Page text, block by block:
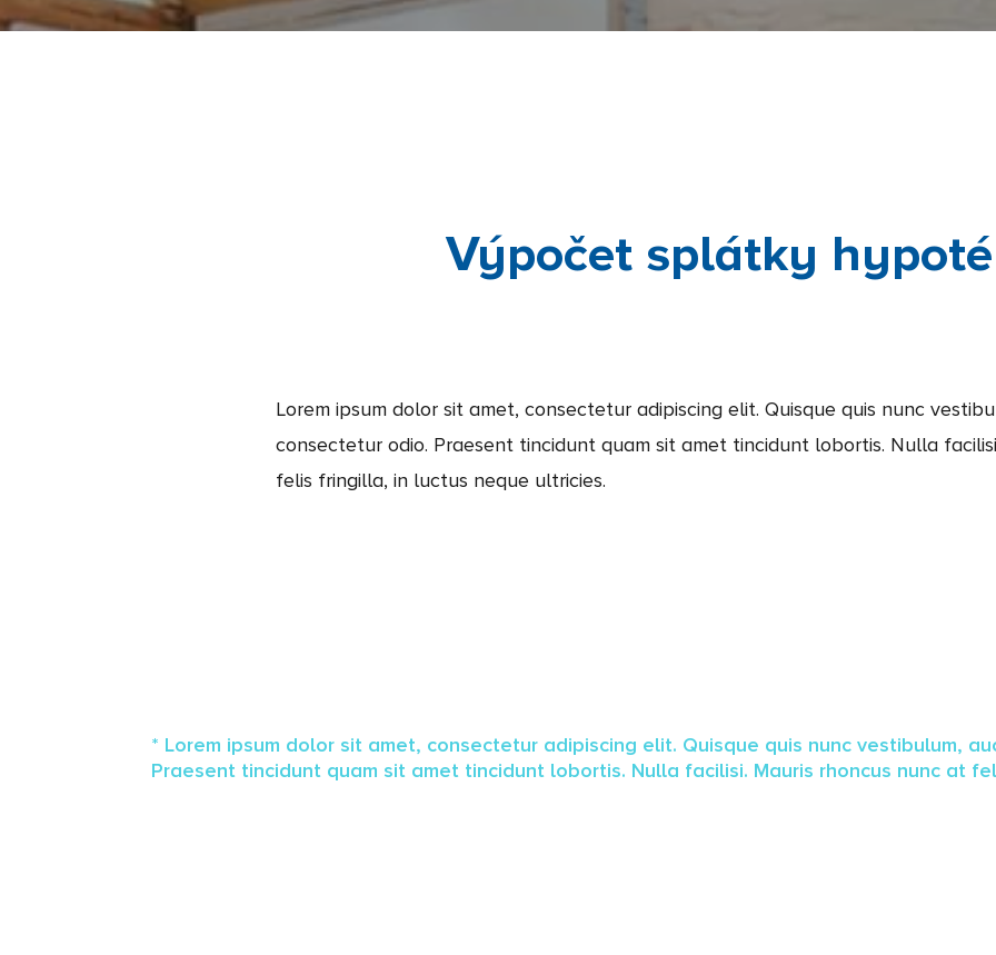
Výpočet splátky
Lorem ipsum dolor sit amet, consectetur adipiscing elit. Quisque quis nunc
consectetur odio. Praesent tincidunt quam sit amet tincidunt lobortis. Nulla
felis fringilla, in luctus neque ultricies.
* Lorem ipsum dolor sit amet, consectetur adipiscing elit. Quisque quis nunc vestibulum,
Praesent tincidunt quam sit amet tincidunt lobortis. Nulla facilisi. Mauris rhoncus nunc at